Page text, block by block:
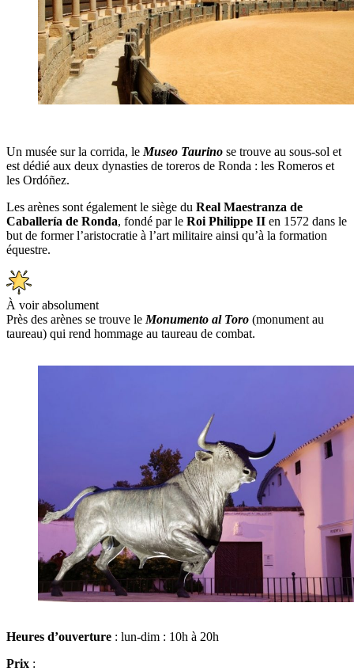
Un musée sur la corrida, le Museo Taurino se trouve au sous-sol et
est dédié aux deux dynasties de toreros de Ronda : les Romeros et
les Ordóñez.
Les arènes sont également le siège du Real Maestranza de
Caballería de Ronda, fondé par le Roi Philippe II en 1572 dans le
but de former l’aristocratie à l’art militaire ainsi qu’à la formation
équestre.
À voir absolument
Près des arènes se trouve le Monumento al Toro (monument au
taureau) qui rend hommage au taureau de combat.
Heures d’ouverture : lun-dim : 10h à 20h
Prix :